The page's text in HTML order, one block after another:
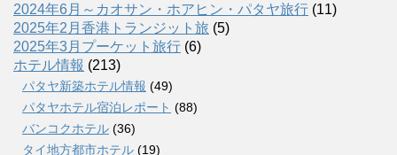
2024年6月～カオサン・ホアヒン・パタヤ旅行 (11)
2025年2月香港トランジット旅 (5)
2025年3月プーケット旅行 (6)
ホテル情報 (213)
パタヤ新築ホテル情報 (49)
パタヤホテル宿泊レポート (88)
バンコクホテル (36)
タイ地方都市ホテル (19)